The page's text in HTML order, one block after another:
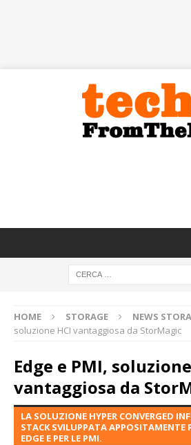
HOME STORAGE NEWS
soluzione HCI vantaggiosa da StorMagic
Edge e PMI,
vantaggiosa da
LA SOLUZIONE HYPER CONVERGED
STACK SVILUPPATA APPOSITAMENTE
EDGE E PER LE PMI.